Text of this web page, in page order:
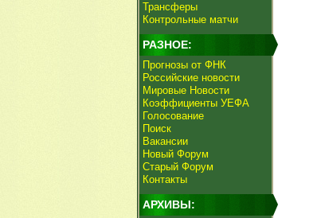
Трансферы
Контрольные матчи
РАЗНОЕ:
Прогнозы от ФНК
Российские новости
Мировые Новости
Коэффициенты УЕФА
Голосование
Поиск
Вакансии
Новый Форум
Старый Форум
Контакты
АРХИВЫ: